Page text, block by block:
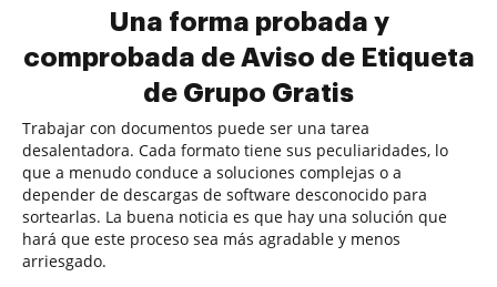
Una forma probada y
comprobada de Aviso de Etiqueta
de Grupo Gratis
Trabajar con documentos puede ser una tarea
desalentadora. Cada formato tiene sus peculiaridades, lo
que a menudo conduce a soluciones complejas o a
depender de descargas de software desconocido para
sortearlas. La buena noticia es que hay una solución que
hará que este proceso sea más agradable y menos
arriesgado.